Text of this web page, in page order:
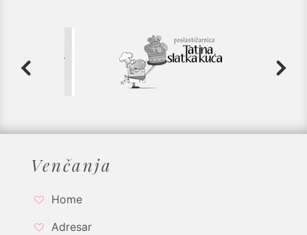
Venčanja
Home
Adresar